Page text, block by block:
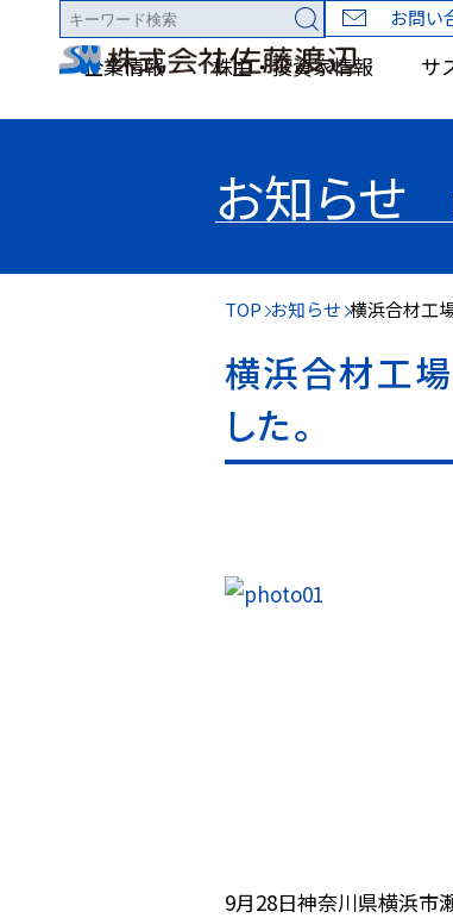
お問い
企業情報 株主・投資家情報 サ
お知らせ
TOP お知らせ 横浜合材工
横浜合材工場
した。
9月28日神奈川県横浜市